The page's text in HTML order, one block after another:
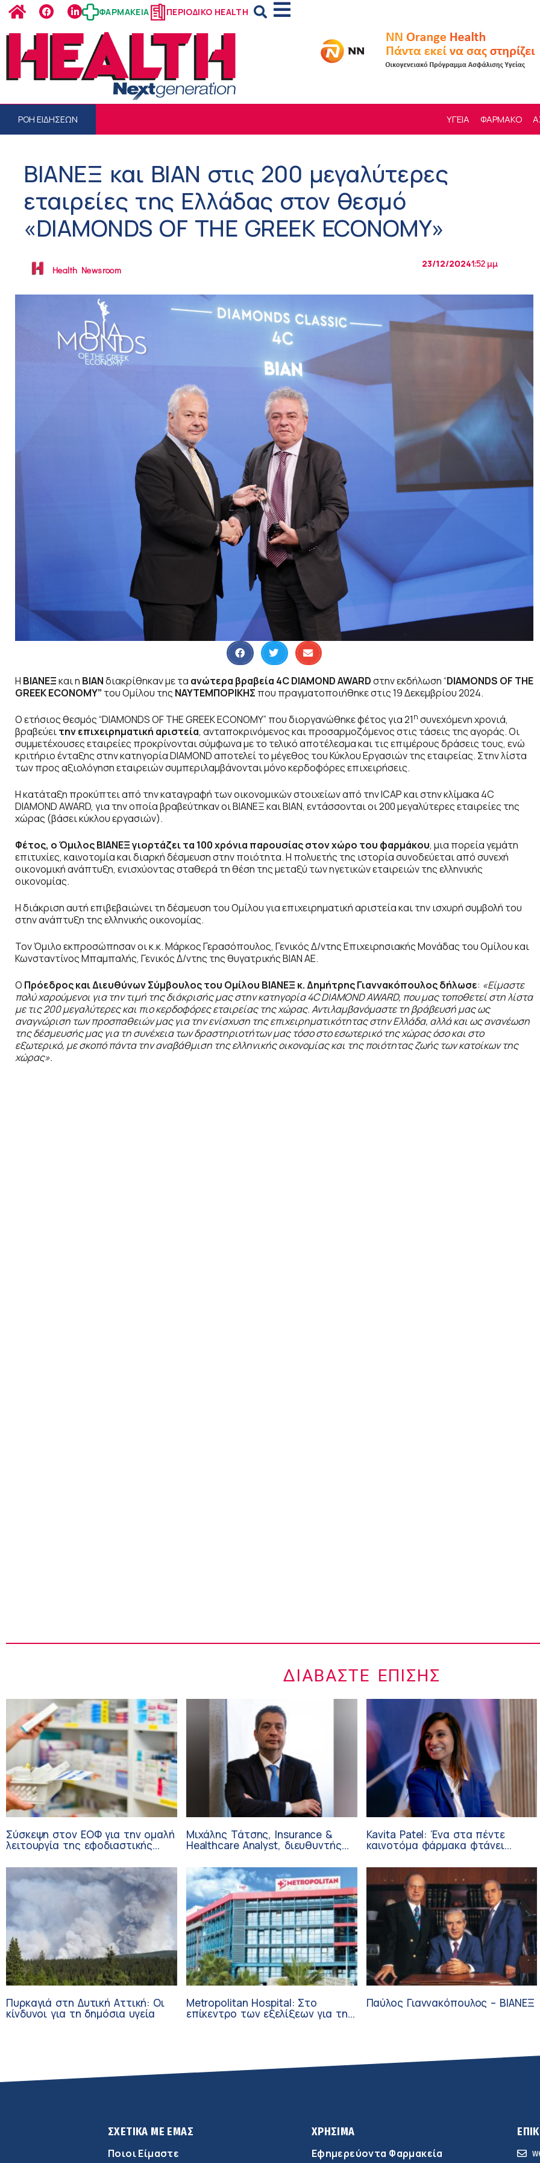
ΦΑΡΜΑΚΕΙΑ ΠΕΡΙΟΔΙΚΟ HEALTH
ΡΟΗ ΕΙΔΗΣΕΩΝ ΥΓΕΙΑ ΦΑΡΜΑΚΟ
ΒΙΑΝΕΞ και ΒΙΑΝ στις 200 μεγαλύτερες
εταιρείες της Ελλάδας στον θεσμό
«DIAMONDS OF THE GREEK ECONOMY»
Health Newsroom
23/12/20241:52 μμ
H ΒΙΑΝΕΞκαι η ΒΙΑΝδιακρίθηκαν με τα ανώτερα βραβεία 4C DIAMOND AWARDστην εκδήλωση “DIAMONDS OF THE
GREEK ECONOMY” του Ομίλου της ΝΑΥΤΕΜΠΟΡΙΚΗΣ που πραγματοποιήθηκε στις 19 Δεκεμβρίου 2024.
Ο ετήσιος θεσμός “DIAMONDS OF THE GREEK ECONOMY” που διοργανώθηκε φέτος για 21η συνεχόμενη χρονιά,
βραβεύειτην επιχειρηματική αριστεία, ανταποκρινόμενος και προσαρμοζόμενος στις τάσεις της αγοράς. Οι
συμμετέχουσες εταιρείες προκρίνονται σύμφωνα με το τελικό αποτέλεσμα και τις επιμέρους δράσεις τους, ενώ
κριτήριο ένταξης στην κατηγορία DIAMOND αποτελεί το μέγεθος του Κύκλου Εργασιών της εταιρείας. Στην λίστα
των προς αξιολόγηση εταιρειών συμπεριλαμβάνονται μόνο κερδοφόρες επιχειρήσεις.
Η κατάταξη προκύπτει από την καταγραφή των οικονομικών στοιχείων από την ICAP και στην κλίμακα 4C
DIAMOND AWARD, για την οποία βραβεύτηκαν οι ΒΙΑΝΕΞ και ΒΙΑΝ, εντάσσονται οι 200 μεγαλύτερες εταιρείες της
χώρας (βάσει κύκλου εργασιών).
Φέτος, ο Όμιλος ΒΙΑΝΕΞ γιορτάζει τα 100 χρόνια παρουσίας στον χώρο του φαρμάκου, μια πορεία γεμάτη
επιτυχίες, καινοτομία και διαρκή δέσμευση στην ποιότητα. Η πολυετής της ιστορία συνοδεύεται από συνεχή
οικονομική ανάπτυξη, ενισχύοντας σταθερά τη θέση της μεταξύ των ηγετικών εταιρειών της ελληνικής
οικονομίας.
Η διάκριση αυτή επιβεβαιώνει τη δέσμευση του Ομίλου για επιχειρηματική αριστεία και την ισχυρή συμβολή του
στην ανάπτυξη της ελληνικής οικονομίας.
Τον Όμιλο εκπροσώπησαν οι κ.κ. Μάρκος Γερασόπουλος, Γενικός Δ/ντης Επιχειρησιακής Μονάδας του Ομίλου και
Κωνσταντίνος Μπαμπαλής, Γενικός Δ/ντης της θυγατρικής ΒΙΑΝ ΑΕ.
O Πρόεδρος και Διευθύνων Σύμβουλος του Ομίλου ΒΙΑΝΕΞ κ. Δημήτρης Γιαννακόπουλος δήλωσε: «Είμαστε
πολύ χαρούμενοι για την τιμή της διάκρισής μας στην κατηγορία 4C DIAMOND AWARD, που μας τοποθετεί στη λίστα
με τις 200 μεγαλύτερες και πιο κερδοφόρες εταιρείας της χώρας. Αντιλαμβανόμαστε τη βράβευσή μας ως
αναγνώριση των προσπαθειών μας για την ενίσχυση της επιχειρηματικότητας στην Ελλάδα, αλλά και ως ανανέωση
της δέσμευσής μας για τη συνέχεια των δραστηριοτήτων μας τόσο στο εσωτερικό της χώρας όσο και στο
εξωτερικό, με σκοπό πάντα την αναβάθμιση της ελληνικής οικονομίας και της ποιότητας ζωής των κατοίκων της
χώρας».
ΔΙΑΒΆΣΤΕ ΕΠΊΣΗΣ
Σύσκεψη στον ΕΟΦ για την ομαλή
λειτουργία της εφοδιαστικής
διάρκεια του καλοκαιριού
Μιχάλης Τάτσης, Insurance &
Healthcare Analyst, διευθυντής
Ομίλου HHG
Kavita Patel: Ένα στα πέντε
καινοτόμα φάρμακα φτάνει
Πυρκαγιά στη Δυτική Αττική: Οι
κίνδυνοι για τη δημόσια υγεία
Metropolitan Hospital: Στο
επίκεντρο των εξελίξεων για την
Παύλος Γιαννακόπουλος – ΒΙΑΝΕΞ
ΣΧΕΤΙΚΑ ΜΕ ΕΜΑΣ
Ποιοι Είμαστε
ΧΡΗΣΙΜΑ
Εφημερεύοντα Φαρμακεία